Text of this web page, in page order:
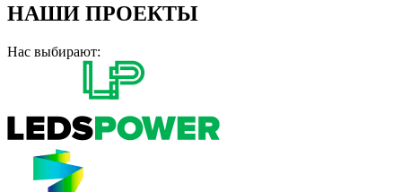
НАШИ ПРОЕКТЫ
Нас выбирают: